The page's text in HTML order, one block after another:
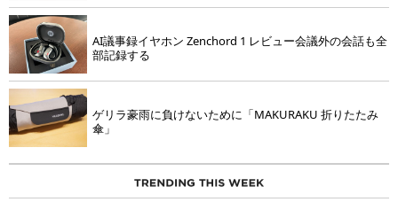
AI議事録イヤホン Zenchord 1 レビュー会議外の会話も全
部記録する
ゲリラ豪雨に負けないために「MAKURAKU 折りたたみ
傘」